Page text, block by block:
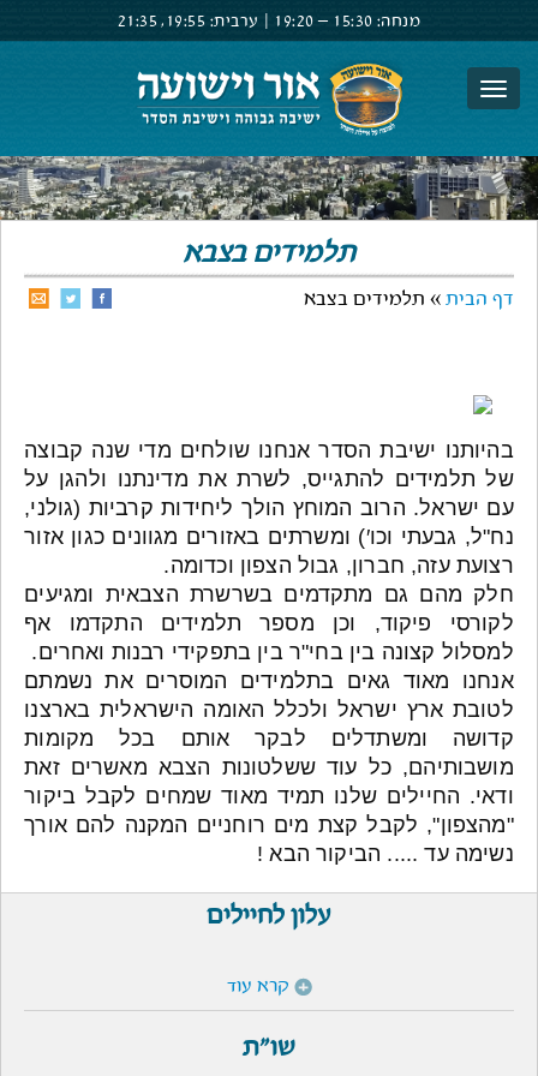
מנחה: 15:30 –
19:20 ערבית: 19:55,
21:35
תלמידים בצבא
דף הבית » תלמידים בצבא
בהיותנו ישיבת הסדר אנחנו שולחים מדי שנה קבוצה
של תלמידים להתגייס, לשרת את מדינתנו ולהגן על
עם ישראל. הרוב המוחץ הולך ליחידות קרביות (גולני,
נח"ל, גבעתי וכו′) ומשרתים באזורים מגוונים כגון אזור
רצועת עזה, חברון, גבול הצפון וכדומה.
חלק מהם גם מתקדמים בשרשרת הצבאית ומגיעים
לקורסי פיקוד, וכן מספר תלמידים התקדמו אף
למסלול קצונה בין בחי"ר בין בתפקידי רבנות ואחרים.
אנחנו מאוד גאים בתלמידים המוסרים את נשמתם
לטובת ארץ ישראל ולכלל האומה הישראלית בארצנו
קדושה ומשתדלים לבקר אותם בכל מקומות
מושבותיהם, כל עוד ששלטונות הצבא מאשרים זאת
ודאי. החיילים שלנו תמיד מאוד שמחים לקבל ביקור
"מהצפון", לקבל קצת מים רוחניים המקנה להם אורך
נשימה עד ..... הביקור הבא !
עלון לחיילים
קרא עוד
שו"ת